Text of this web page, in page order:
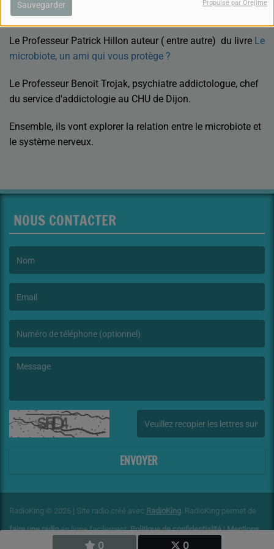
Sauvegarder Propulsé par Orejime
0 0
:
Le Professeur Patrick Hillon auteur ( entre autre) du livre Le
microbiote, un ami qui vous protège ?
Le Professeur Benoit Trojak, psychiatre addictologue, chef
du service d'addictologie au CHU de Dijon.
Ensemble, ils vont explorer la relation entre le microbiote et
le système nerveux.
NOUS CONTACTER
ENVOYER
RadioKing © 2026 | Site radio créé avec RadioKing. RadioKing permet de
faire une radioen ligne facilement.Politique de confidentialité|Mentions